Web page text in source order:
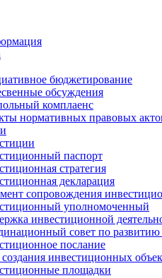
бюджетирование
обсуждения
комплаенс
нормативных правовых
паспорт
стратегия
декларация
сопровождения
уполномоченный
инвестиционной
совет по
послание
инвестиционных
площадки